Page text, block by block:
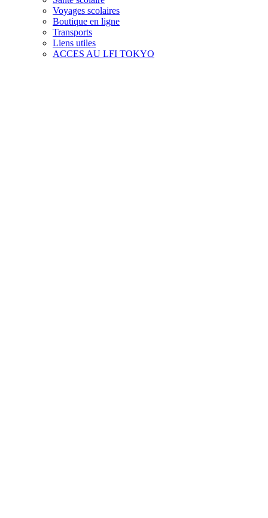
Voyages scolaires
Boutique en ligne
Transports
Liens utiles
ACCES AU LFI TOKYO